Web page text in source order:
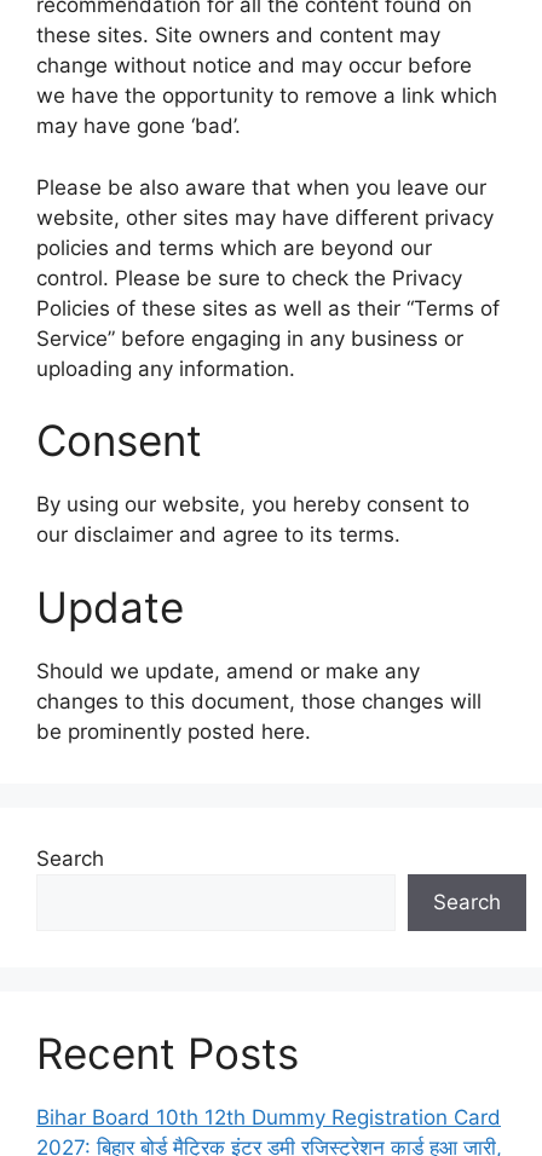
recommendation for all the content found on
these sites. Site owners and content may
change without notice and may occur before
we have the opportunity to remove a link which
may have gone ‘bad’.
Please be also aware that when you leave our
website, other sites may have different privacy
policies and terms which are beyond our
control. Please be sure to check the Privacy
Policies of these sites as well as their “Terms of
Service” before engaging in any business or
uploading any information.
Consent
By using our website, you hereby consent to
our disclaimer and agree to its terms.
Update
Should we update, amend or make any
changes to this document, those changes will
be prominently posted here.
Search
Search
Recent Posts
Bihar Board 10th 12th Dummy Registration Card
2027: बिहार बोर्ड मैट्रिक इंटर डमी रजिस्ट्रेशन कार्ड हुआ जारी,